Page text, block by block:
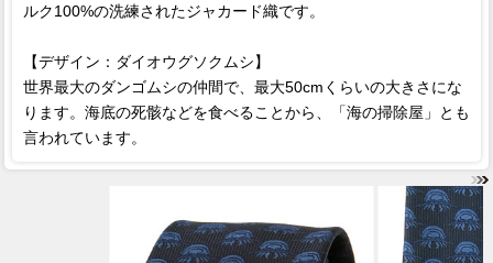
ルク100%の洗練されたジャカード織です。
【デザイン：ダイオウグソクムシ】
世界最大のダンゴムシの仲間で、最大50cmくらいの大きさにな
ります。海底の死骸などを食べることから、「海の掃除屋」とも
言われています。